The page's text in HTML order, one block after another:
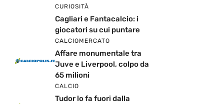
CURIOSITÀ
Cagliari e Fantacalcio: i
giocatori su cui puntare
CALCIOMERCATO
Affare monumentale tra
Juve e Liverpool, colpo da
65 milioni
CALCIO
Tudor lo fa fuori dalla